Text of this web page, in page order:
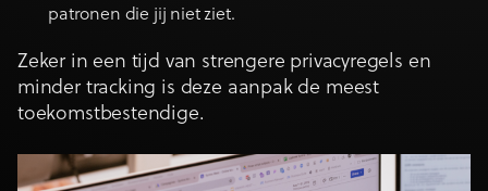
patronen die jij niet ziet.
Zeker in een tijd van strengere privacyregels en
minder tracking is deze aanpak de meest
toekomstbestendige.